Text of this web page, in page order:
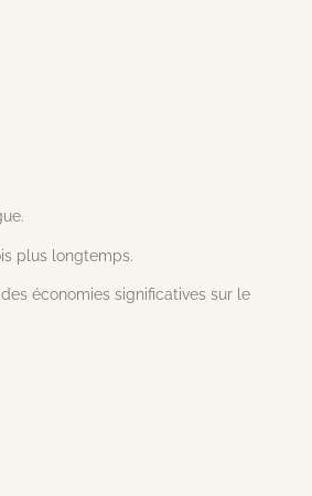
plus longtemps.
économies significatives sur le